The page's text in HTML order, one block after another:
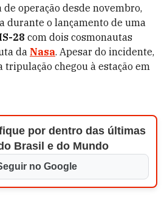
operação desde novembro,
durante o lançamento de uma
28 com dois cosmonautas
da Nasa. Apesar do incidente,
tripulação chegou à estação em
por dentro das últimas
Brasil e do Mundo
no Google